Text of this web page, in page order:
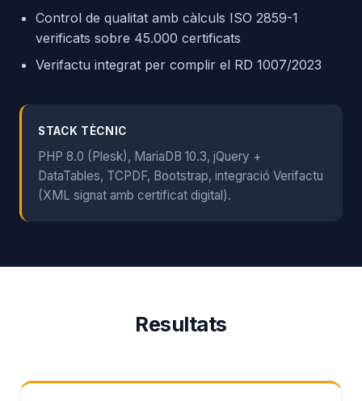
Control de qualitat amb càlculs ISO 2859-1
verificats sobre 45.000 certificats
Verifactu integrat per complir el RD 1007/2023
STACK TÈCNIC
PHP 8.0 (Plesk), MariaDB 10.3, jQuery +
DataTables, TCPDF, Bootstrap, integració Verifactu
(XML signat amb certificat digital).
Resultats